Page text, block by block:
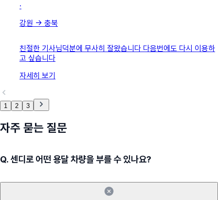
·
강원 → 충북
친절한 기사님덕분에 무사히 잘왔습니다 다음번에도 다시 이용하
고 싶습니다
자세히 보기
1 2 3
자주 묻는 질문
Q.센디로 어떤 용달 차량을 부를 수 있나요?